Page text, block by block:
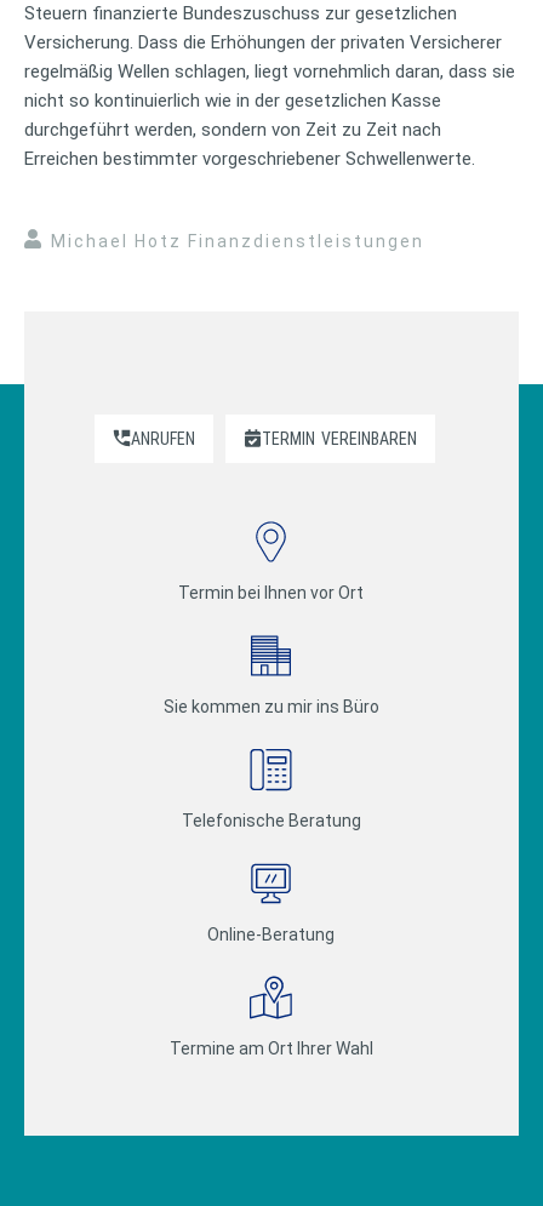
Steuern finanzierte Bundeszuschuss zur gesetzlichen
Versicherung. Dass die Erhöhungen der privaten Versicherer
regelmäßig Wellen schlagen, liegt vornehmlich daran, dass sie
nicht so kontinuierlich wie in der gesetzlichen Kasse
durchgeführt werden, sondern von Zeit zu Zeit nach
Erreichen bestimmter vorgeschriebener Schwellenwerte.
Michael Hotz Finanzdienstleistungen
ANRUFEN TERMIN VEREINBAREN
Termin bei Ihnen vor Ort
Sie kommen zu mir ins Büro
Telefonische Beratung
Online-Beratung
Termine am Ort Ihrer Wahl